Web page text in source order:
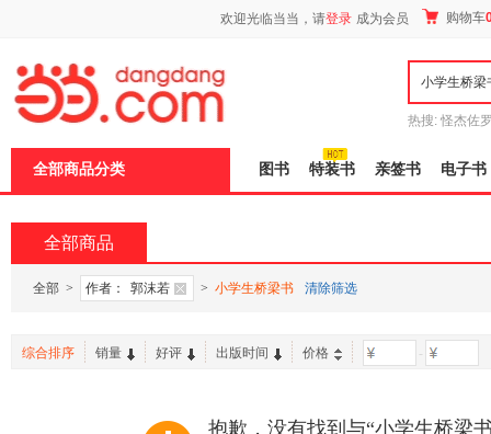
欢迎光临当当，请登录 成为会员 购物车
热搜: 怪杰佐
全部商品分类 图书 特装书 亲签书 电子书
全部商品
全部 > 作者： 郭沫若 > 小学生桥梁书 清除筛选
综合排序 销量 好评 出版时间 价格 -
抱歉，没有找到与“小学生桥梁
页
加